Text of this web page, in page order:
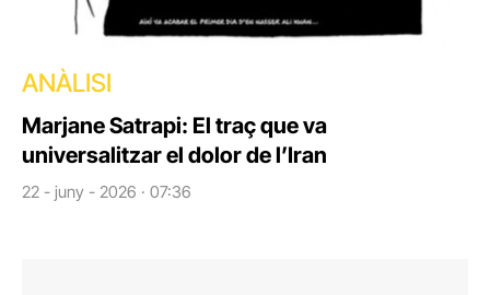
ANÀLISI
Marjane Satrapi: El traç que va
universalitzar el dolor de l’Iran
22 - juny - 2026 · 07:36